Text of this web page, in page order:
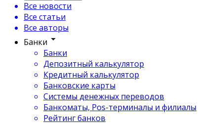
Все новости
Все статьи
Все авторы
Банки
Банки
Депозитный калькулятор
Кредитный калькулятор
Банковские карты
Системы денежных переводов
Банкоматы, Pos-терминалы и филиалы
Рейтинг банков